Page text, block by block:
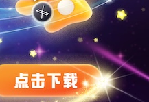
风驰加速器
旋风加速器
一元机场
巴博下载站
黑洞加速官网
快橙加速器